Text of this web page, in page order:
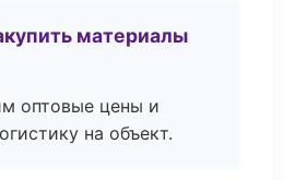
материалы
оптовые цены и
на объект.